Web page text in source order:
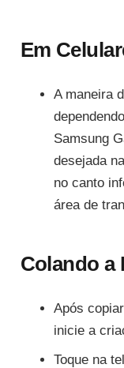
Em
A maneira
Samsung
desejada
no canto
área de
Colando a
Após
inicie a
Toque na